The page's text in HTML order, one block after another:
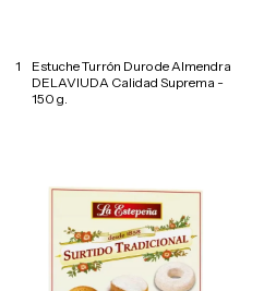
1
Estuche Turrón Duro de Almendra
DELAVIUDA Calidad Suprema -
150 g.